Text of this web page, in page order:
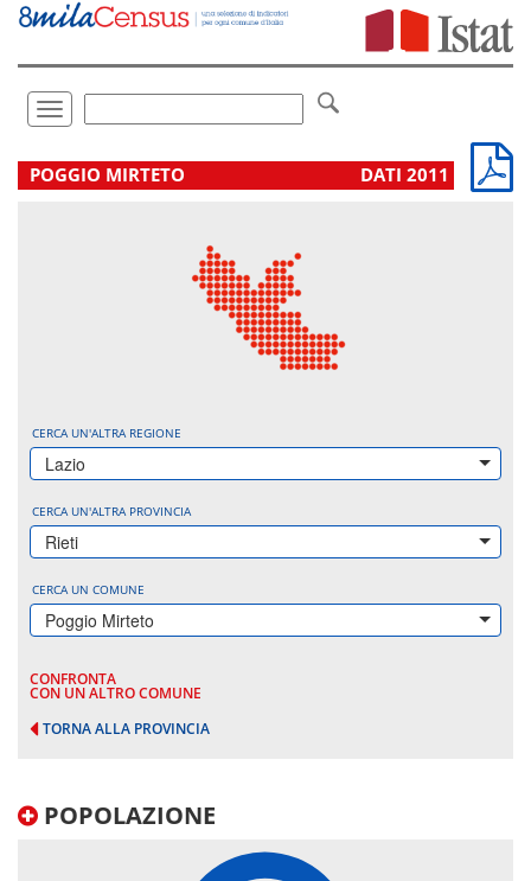
Vai
direttamente
Toggle
navigation
.
POGGIO MIRTETO DATI 2011
CERCA UN'ALTRA REGIONE
Lazio
CERCA UN'ALTRA PROVINCIA
Rieti
CERCA UN COMUNE
Poggio Mirteto
CONFRONTA
CON UN ALTRO COMUNE
TORNA ALLA PROVINCIA
POPOLAZIONE